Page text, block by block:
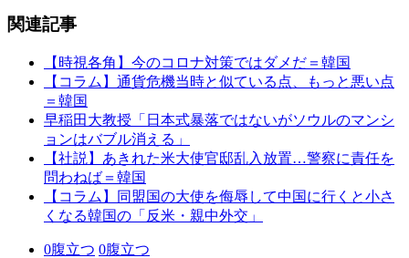
関連記事
【時視各角】今のコロナ対策ではダメだ＝韓国
【コラム】通貨危機当時と似ている点、もっと悪い点
＝韓国
早稲田大教授「日本式暴落ではないがソウルのマンシ
ョンはバブル消える」
【社説】あきれた米大使官邸乱入放置…警察に責任を
問わねば＝韓国
【コラム】同盟国の大使を侮辱して中国に行くと小さ
くなる韓国の「反米・親中外交」
0腹立つ 0腹立つ